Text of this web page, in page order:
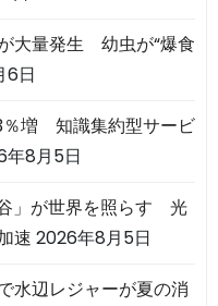
大量発生 幼虫が“爆食
6日
％増 知識集約型サービ
年8月5日
」が世界を照らす 光
速 2026年8月5日
辺レジャーが夏の消